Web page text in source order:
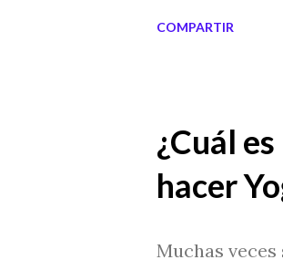
nuestros
reserva en
COMPARTIR
¿Cuál
hacer
Muchas